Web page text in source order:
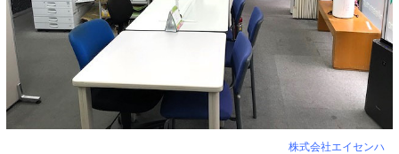
株式会社エイセンハ